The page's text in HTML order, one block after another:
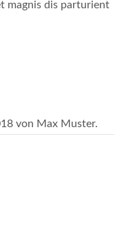
magnis dis parturient
von Max Muster.